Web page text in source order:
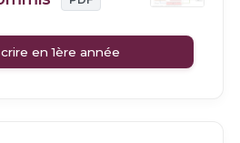
en 1ère année